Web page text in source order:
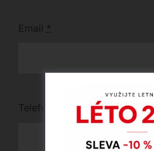
Email *
Telefon